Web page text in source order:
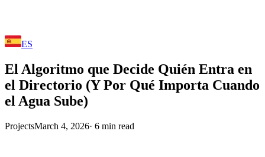
ES
El Algoritmo que Decide Quién Entra en
el Directorio (Y Por Qué Importa Cuando
el Agua Sube)
ProjectsMarch 4, 2026· 6 min read